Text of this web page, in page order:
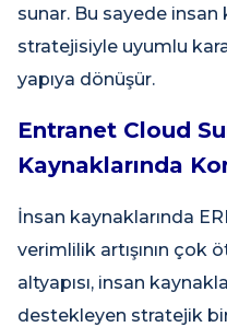
sunar. Bu sayede insan
stratejisiyle uyumlu
yapıya dönüşür.
Entranet Cloud
Kaynaklarında
İnsan kaynaklarında
verimlilik artışının çok
altyapısı, insan
destekleyen stratejik